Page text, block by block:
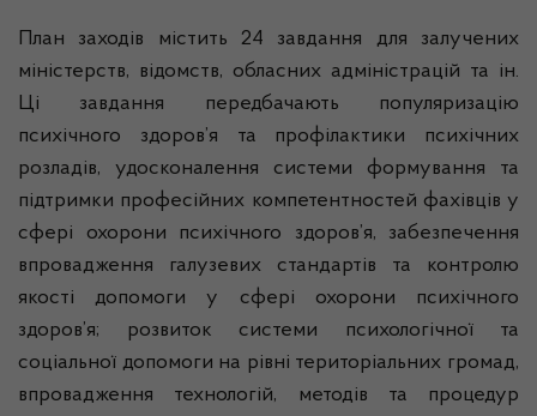
План заходів містить 24 завдання для залучених
міністерств, відомств, обласних адміністрацій та ін.
Ці завдання передбачають популяризацію
психічного здоров’я та профілактики психічних
розладів, удосконалення системи формування та
підтримки професійних компетентностей фахівців у
сфері охорони психічного здоров’я, забезпечення
впровадження галузевих стандартів та контролю
якості допомоги у сфері охорони психічного
здоров’я; розвиток системи психологічної та
соціальної допомоги на рівні територіальних громад,
впровадження технологій, методів та процедур